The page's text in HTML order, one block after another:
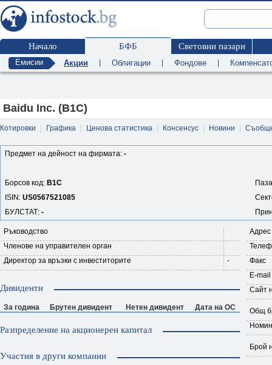
Начало БФБ Световни пазари
Емисии Акции Облигации Фондове
Baidu Inc. (B1C)
Котировки Графика Ценова статистика Консенсус Новини
Предмет на дейност на фирмата: -
Борсов код: B1C
ISIN: US0567521085
БУЛСТАТ: -
Адрес
Факс
E-mail
Сайт
Общ
Брой
Ръководство
Членове на управителен орган
Директор за връзки с инвеститорите
-
Дивиденти
За година Брутен дивидент Нетен дивидент Дата на ОС
Разпределение на акционерен капитал
Участия в други компании